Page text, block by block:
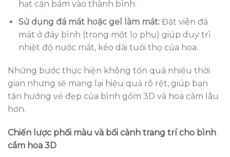
hạt cặn bám vào thành bình.
Sử dụng đá mát hoặc gel làm mát:Đặt viên đá
mát ở đáy bình (trong một lọ phụ) giúp duy trì
nhiệt độ nước mát, kéo dài tuổi thọ của hoa.
Những bước thực hiện không tốn quá nhiều thời
gian nhưng sẽ mang lại hiệu quả rõ rệt, giúp bạn
tận hưởng vẻ đẹp của bình gốm 3D và hoa cắm lâu
hơn.
Chiến lược phối màu và bối cảnh trang trí cho bình
cắm hoa 3D